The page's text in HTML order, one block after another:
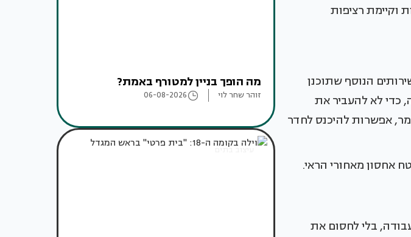
וקיימת רציפות
הנוסף שתוכנן
כדי לא להעביר את
אפשרות להיכנס לחדר
אחסון מאחורי הראי.
בלי לחסום את
מה הופך בניין למטורף באמת?
זוהר שחר לוי 06-08-2026
עיצוב בתים